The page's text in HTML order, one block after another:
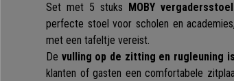
Set met 5 stuks MOBY
perfecte stoel voor scholen en
met een tafeltje vereist.
De vulling op de zitting en rugleuning
klanten of gasten een comfortabele